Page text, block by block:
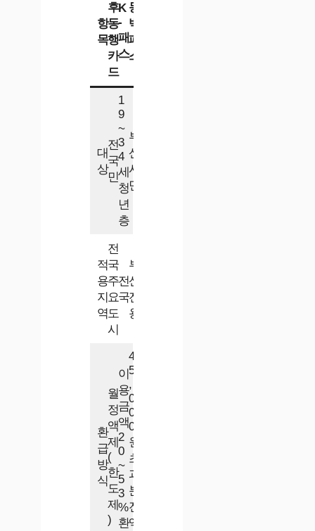
항
목
후
동
행
카
드
K
-
패
스
동
백
패
스
대
상
전
국
민
1
9
~
3
4
세
청
년
층
부
산
시
민
적
용
지
역
전
국
주
요
도
시
전
국
부
산
전
용
환
급
방
식
월
정
액
제
(
한
도
제
)
이
용
금
액
2
0
~
5
3
%
환
4
5
,
0
0
0
원
초
과
분
전
액